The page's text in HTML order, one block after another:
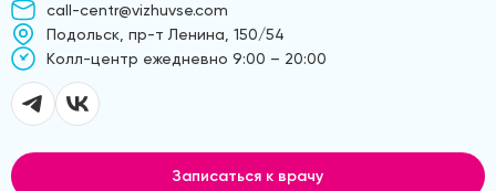
call-centr@vizhuvse.com
Подольск, пр-т Ленина, 150/54
Kолл-центр ежедневно 9:00 – 20:00
Записаться к врачу